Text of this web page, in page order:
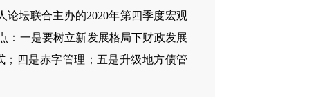
坛联合主办的2020年第四季度宏观
：一是要树立新发展格局下财政发展
四是赤字管理；五是升级地方债管